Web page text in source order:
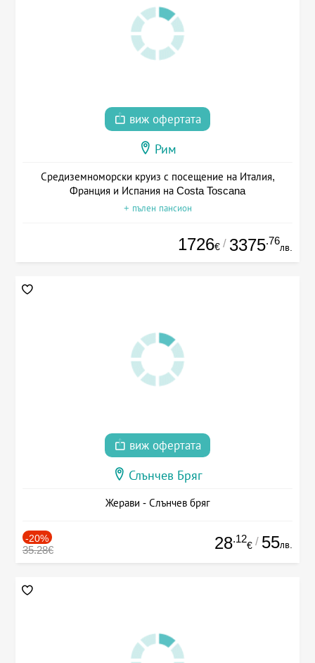
виж офертата
Рим
Средиземноморски круиз с посещение на Италия,
Франция и Испания на Costa Toscana
+ пълен пансион
1726€ / 3375.76
лв.
виж офертата
Слънчев Бряг
Жерави - Слънчев бряг
-20%
35.28€ 28.12
€ / 55лв.